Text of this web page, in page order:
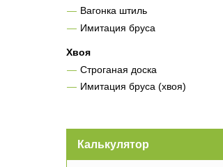
Вагонка штиль
Имитация бруса
Хвоя
Строганая доска
Имитация бруса (хвоя)
Калькулятор